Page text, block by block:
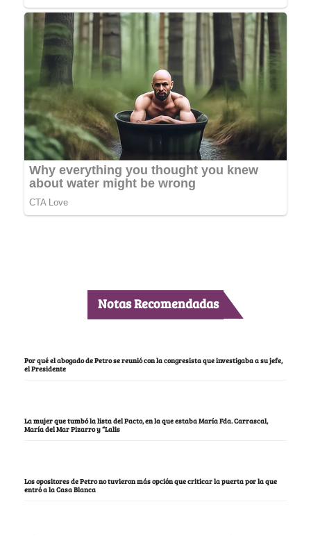
Notas Recomendadas
Por qué el abogado de Petro se reunió con la congresista que investigaba a su jefe,
el Presidente
La mujer que tumbó la lista del Pacto, en la que estaba María Fda. Carrascal,
María del Mar Pizarro y “Lalis
Los opositores de Petro no tuvieron más opción que criticar la puerta por la que
entró a la Casa Blanca